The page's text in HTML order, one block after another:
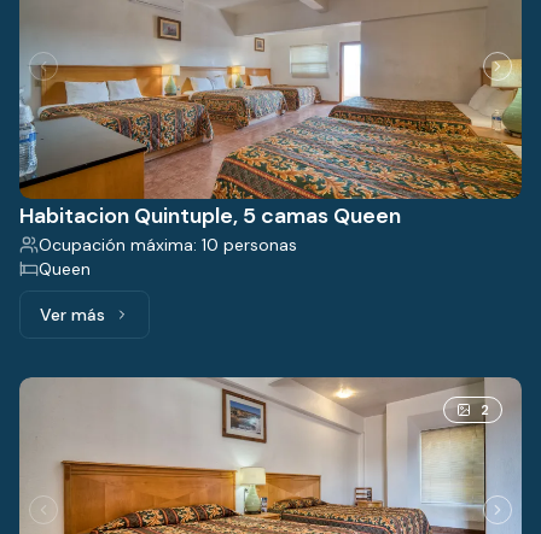
Habitacion Quintuple, 5 camas Queen
Ocupación máxima: 10 personas
Queen
Ver másVer más: Habitacion Quintuple, 5 camas Queen
2